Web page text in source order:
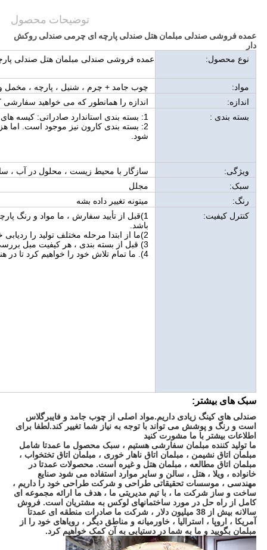
توضیحات محصول
عمده فروشی صندلی مبلمان هتل صندلی پارچه ای چرمی صندلی روکش
دار
نوع محصول:
عمده فروشی صندلی مبلمان هتل صندلی
مواد:
چوب جامد + چرم ، شنیل ، پارچه ، مخمل
اندازه:
اندازه را همانطور که می خواهید سفارشی
بسته بندی :
1: بسته بندی استاندارد صادراتی: کیسه های پلاستیکی + پتو + کاغذ + کیسه الیاف
2: بسته بندی کارون نیز موجود است. اما
شود.
ویژگی:
سازگار با محیط زیست ، محلول در آب ،
سبک:
مجلل
رنگ:
میتونه تغییر داده بشه
کنترل کیفیت:
1)قبل از تأیید سفارش ، ما مواد و رنگ
باشد.
2)ما از ابتدا مرحله مختلف تولید را ردیابی خواهیم کرد.
3) قبل از بسته بندی ، هر کیفیت مبل بررسی و تمیز می شود.
4). ما تمام تلاش خود را خواهیم کرد تا در هنگام بروز مشکل به مشتریان کمک کنیم.
سبک های بیشتر:
صندلی های کینگ زیادی داریم.مواد اصلی از چوب جامد و فایبرگلاس
است و رنگ و پوشش می تواند با توجه به نیاز شما تغییر کند.لطفا برای
اطلاعات بیشتر با ما مشورت کنید
ما تولید کننده مبلمان سفارشی هستیم ، سبک محصول ما عمدتا شامل
مبلمان اتاق نشیمن ، مبلمان اتاق ناهار خوری ، مبلمان اتاق تختخواب ،
مبلمان اتاق مطالعه ، مبلمان هتل و غیره است. محصولات عمدتا در
خانواده ، ویلا ، هتل ، سالن و سایر موارد استفاده می شود صنایع
مهندسی ، موسسات تحقیقاتی طراحی و شرکت طراحی خود را داریم ،
ساخت و ساز شرکت ما ، با تیم مدیریتی ما ، هدف ما ارائه مجموعه ای
کامل از راه حل در مورد ساختمانهای لوکس به مشتریان است. فروش
سالانه بیش از 38 میلیون دلار ، شرکت ما صادرات منطقه ای عمدتا
آمریکا ، اروپا ، استرالیا ، خاورمیانه و مناطق دیگر ، رویاهای خود را از
مبلمان بگویید و ما به شما در دستیابی به آن کمک خواهیم کرد.